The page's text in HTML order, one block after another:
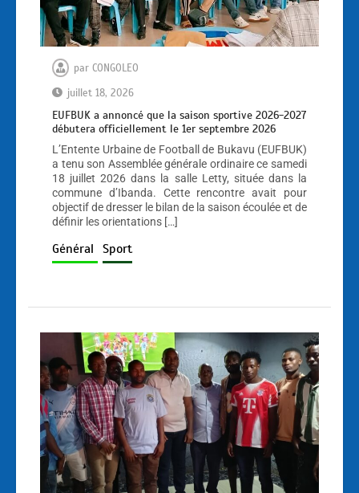
par CONGOLEO
juillet 18, 2026
EUFBUK a annoncé que la saison sportive 2026-2027
débutera officiellement le 1er septembre 2026
L’Entente Urbaine de Football de Bukavu (EUFBUK)
a tenu son Assemblée générale ordinaire ce samedi
18 juillet 2026 dans la salle Letty, située dans la
commune d’Ibanda. Cette rencontre avait pour
objectif de dresser le bilan de la saison écoulée et de
définir les orientations […]
Général Sport